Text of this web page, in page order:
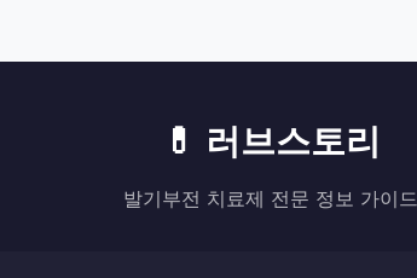
💊 러브스토리
발기부전 치료제 전문 정보 가이드